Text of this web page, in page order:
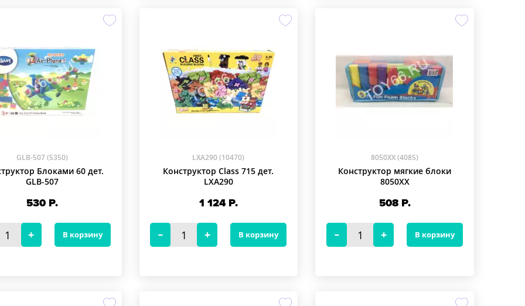
GLB-507 (5350)
Блоками 60 дет.
GLB-507
530 Р.
В корзину
LXA290 (10470)
Конструктор Class 715 дет.
LXA290
1 124Р.
В корзину
8050XX (4085)
Конструктор мягкие блоки
8050XX
508Р.
В корзину